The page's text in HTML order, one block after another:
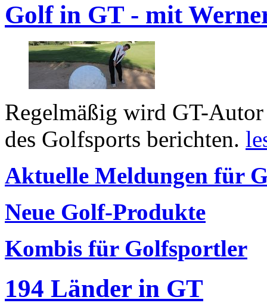
Golf in GT - mit
Regelmäßig wird GT-
des Golfsports berichten.
Aktuelle Meldungen für
Neue Golf-Produkte
Kombis für Golfsportler
194 Länder in GT